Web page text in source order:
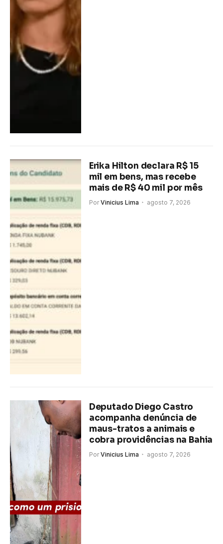
Erika Hilton declara R$ 15
mil em bens, mas recebe
mais de R$ 40 mil por mês
Por Vinicius Lima agosto 7, 2026
Deputado Diego Castro
acompanha denúncia de
maus-tratos a animais e
cobra providências na Bahia
Por Vinicius Lima agosto 7, 2026